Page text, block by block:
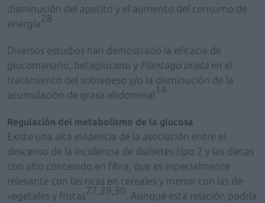
disminución del apetito y el aumento del consumo de
energía28
Diversos estudios han demostrado la eficacia de
glucomanano, betaglucano y Plantago ovata en el
tratamiento del sobrepeso y/o la disminución de la
acumulación de grasa abdominal 14
Regulación del metabolismo de la glucosa
Existe una alta evidencia de la asociación entre el
descenso de la incidencia de diabetes tipo 2 y las dietas
con alto contenido en fibra, que es especialmente
relevante con las ricas en cereales y menor con las de
vegetales y frutas27,29,30 . Aunque esta relación podría